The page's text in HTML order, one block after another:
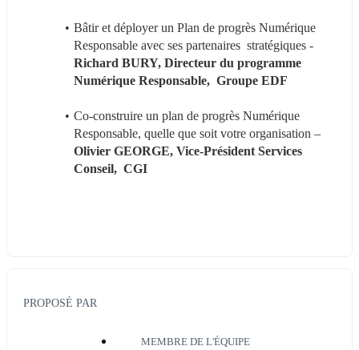
Bâtir et déployer un Plan de progrès Numérique
Richard BURY, Directeur du programme
Numérique Responsable,  Groupe EDF
Co-construire un plan de progrès Numérique
Olivier GEORGE, Vice-Président Services
Conseil,  CGI
PROPOSÉ PAR
MEMBRE DE L'ÉQUIPE